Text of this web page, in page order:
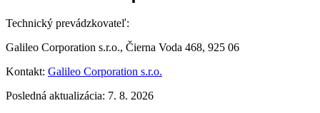
Technický prevádzkovateľ:
Galileo Corporation s.r.o., Čierna Voda 468, 925 06
Kontakt: Galileo Corporation s.r.o.
Posledná aktualizácia: 7. 8. 2026